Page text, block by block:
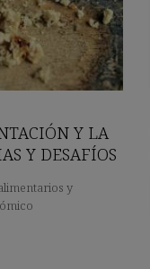
Y LA
Y DESAFÍOS
y